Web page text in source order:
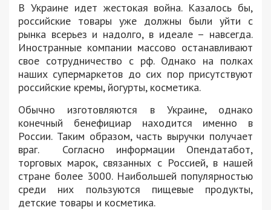
В Украине идет жестокая война. Казалось бы,
российские товары уже должны были уйти с
рынка всерьез и надолго, в идеале – навсегда.
Иностранные компании массово останавливают
свое сотрудничество с рф. Однако на полках
наших супермаркетов до сих пор присутствуют
российские кремы, йогурты, косметика.
Обычно изготовляются в Украине, однако
конечный бенефициар находится именно в
России. Таким образом, часть выручки получает
враг. Согласно информации Опендатабот,
торговых марок, связанных с Россией, в нашей
стране более 3000. Наибольшей популярностью
среди них пользуются пищевые продукты,
детские товары и косметика.